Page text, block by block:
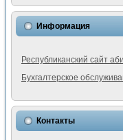
Информация
Республиканский сайт
Бухгалтерское
Контакты